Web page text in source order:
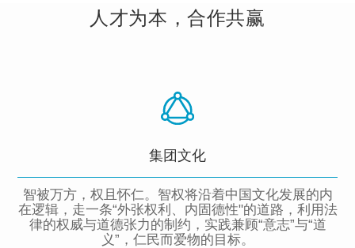
人才为本，合作共赢
集团文化
智被万方，权且怀仁。智权将沿着中国文化发展的内
在逻辑，走一条“外张权利、内固德性"的道路，利用法
律的权威与道德张力的制约，实践兼顾“意志”与“道
义”，仁民而爱物的目标。